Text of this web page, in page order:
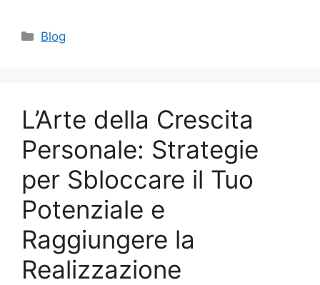
Categories
Blog
L’Arte della Crescita
Personale: Strategie
per Sbloccare il Tuo
Potenziale e
Raggiungere la
Realizzazione